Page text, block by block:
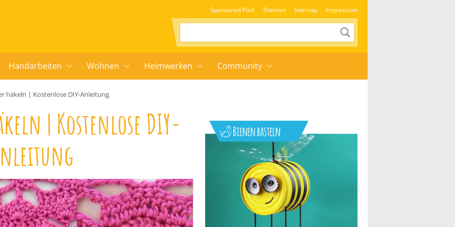
Sponsored Post Themen Sitemap Impressum
Handarbeiten Wohnen Heimwerken Community
häkeln | Kostenlose DIY-Anleitung
| Kostenlose DIY-